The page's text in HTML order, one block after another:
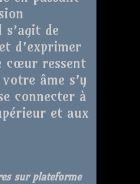
de
d’exprimer
cœur ressent
âme s’y
connecter à
et aux
sur plateforme